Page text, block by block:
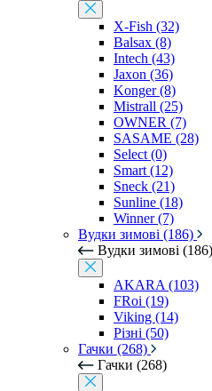
X-Fish (32)
Balsax (8)
Intech (43)
Jaxon (36)
Konger (8)
Mistrall (25)
OWNER (7)
SASAME (28)
Select (0)
Smart (12)
Sneck (21)
Sunline (18)
Winner (7)
Вудки зимові (186)
Вудки зимові (186)
AKARA (103)
FRoi (19)
Viking (14)
Різні (50)
Гачки (268)
Гачки (268)